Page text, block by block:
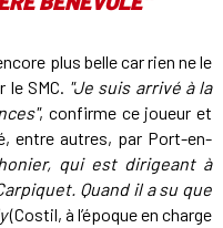
plus belle car rien ne le
SMC. "Je suis arrivé à la
, confirme ce joueur et
entre autres, par Port-en-
qui est dirigeant à
Quand il a su que
(Costil, à l’époque en charge